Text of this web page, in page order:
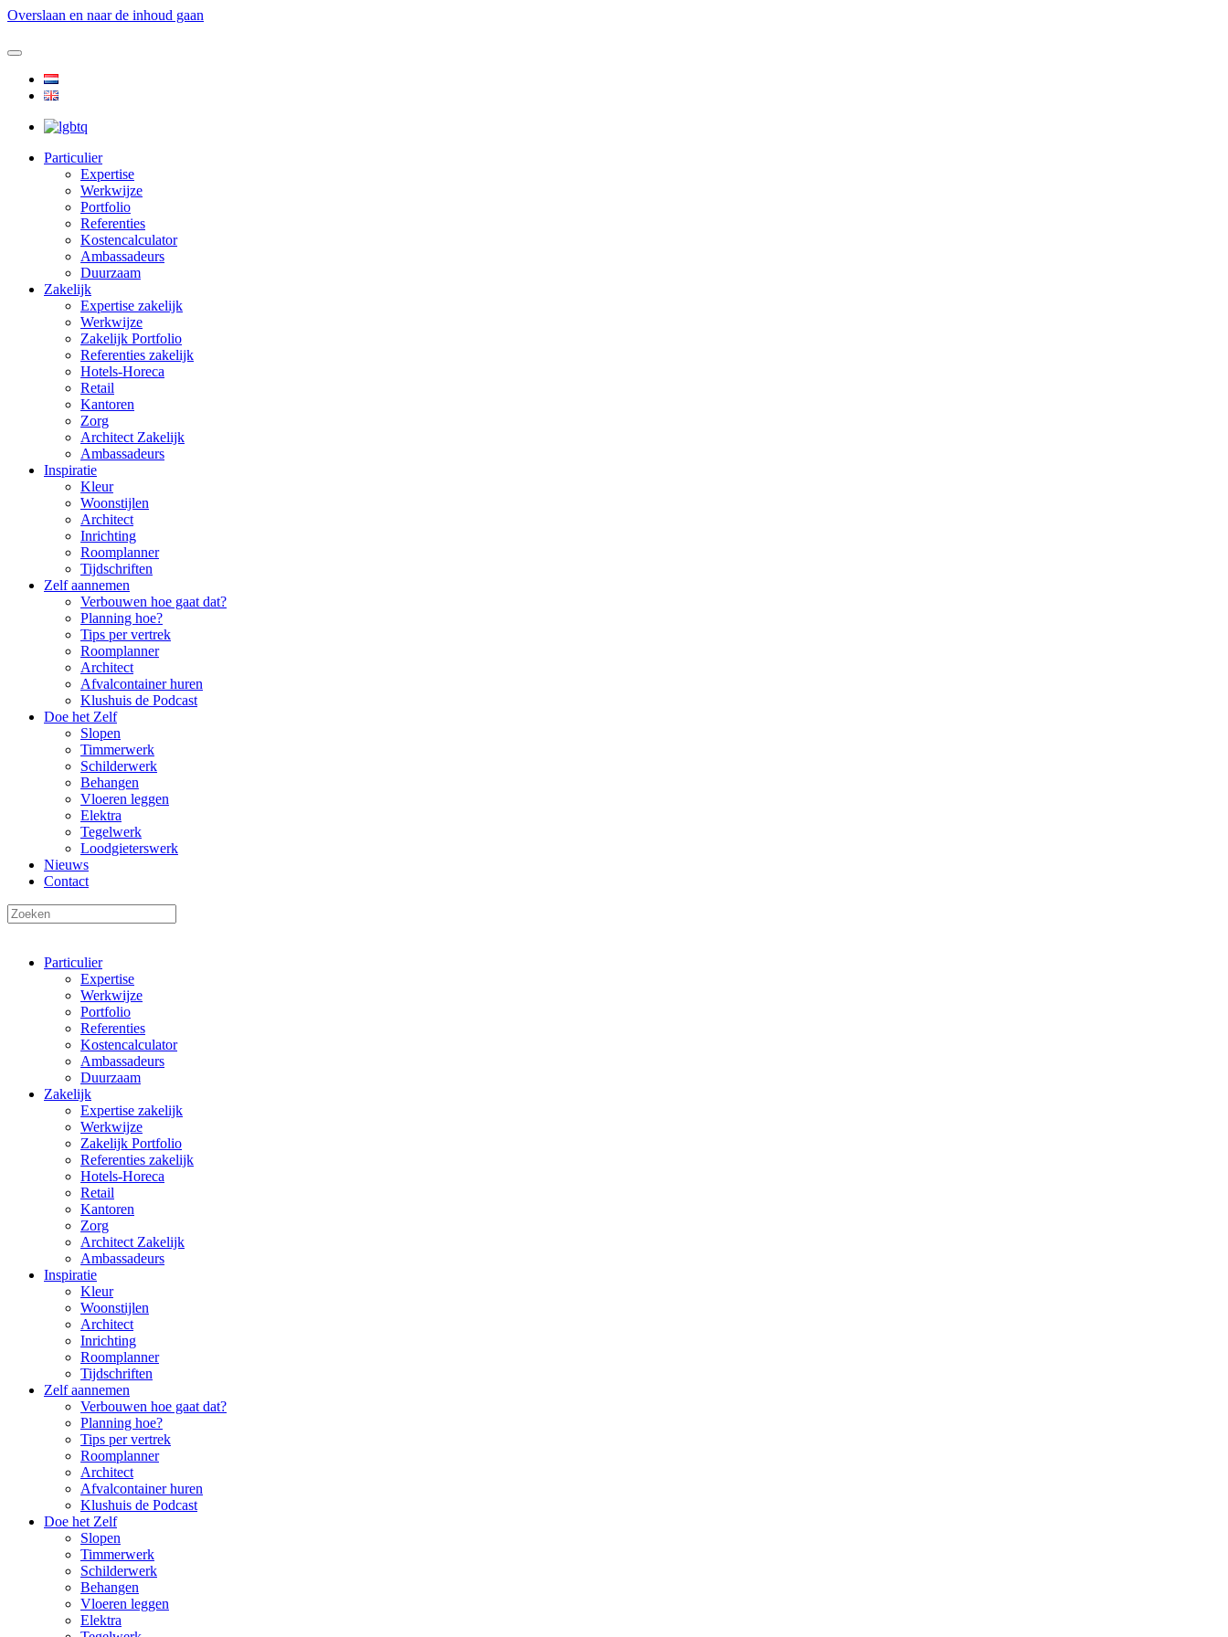
Overslaan en naar de inhoud gaan
Particulier
Expertise
Werkwijze
Portfolio
Referenties
Kostencalculator
Ambassadeurs
Duurzaam
Zakelijk
Expertise zakelijk
Werkwijze
Zakelijk Portfolio
Referenties zakelijk
Hotels-Horeca
Retail
Kantoren
Zorg
Architect Zakelijk
Ambassadeurs
Inspiratie
Kleur
Woonstijlen
Architect
Inrichting
Roomplanner
Tijdschriften
Zelf aannemen
Verbouwen hoe gaat dat?
Planning hoe?
Tips per vertrek
Roomplanner
Architect
Afvalcontainer huren
Klushuis de Podcast
Doe het Zelf
Slopen
Timmerwerk
Schilderwerk
Behangen
Vloeren leggen
Elektra
Tegelwerk
Loodgieterswerk
Nieuws
Contact
Particulier
Expertise
Werkwijze
Portfolio
Referenties
Kostencalculator
Ambassadeurs
Duurzaam
Zakelijk
Expertise zakelijk
Werkwijze
Zakelijk Portfolio
Referenties zakelijk
Hotels-Horeca
Retail
Kantoren
Zorg
Architect Zakelijk
Ambassadeurs
Inspiratie
Kleur
Woonstijlen
Architect
Inrichting
Roomplanner
Tijdschriften
Zelf aannemen
Verbouwen hoe gaat dat?
Planning hoe?
Tips per vertrek
Roomplanner
Architect
Afvalcontainer huren
Klushuis de Podcast
Doe het Zelf
Slopen
Timmerwerk
Schilderwerk
Behangen
Vloeren leggen
Elektra